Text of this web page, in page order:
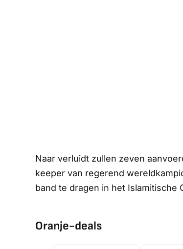
Naar verluidt zullen zeven
keeper van regerend
band te dragen in het Islamitische
Oranje-deals